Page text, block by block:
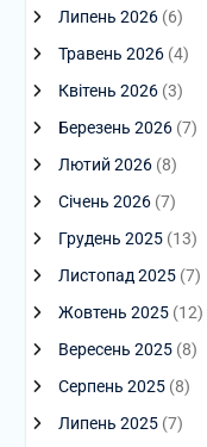
Липень 2026(6)
Травень 2026(4)
Квітень 2026(3)
Березень 2026(7)
Лютий 2026(8)
Січень 2026(7)
Грудень 2025(13)
Листопад 2025(7)
Жовтень 2025(12)
Вересень 2025(8)
Серпень 2025(8)
Липень 2025(7)